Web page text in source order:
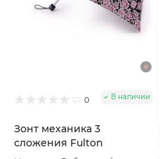
0 В наличии
Зонт механика 3
сложения Fulton